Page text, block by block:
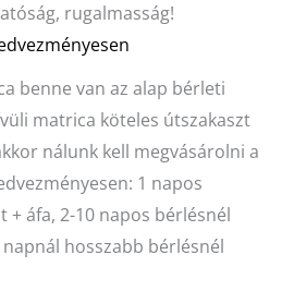
rugalmasság!
benne van az alap bérleti
matrica köteles útszakaszt
nálunk kell megvásárolni a
1 napos
+ áfa, 2-10 napos bérlésnél
hosszabb bérlésnél